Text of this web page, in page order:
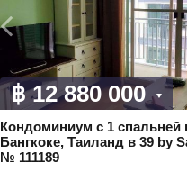
฿ 12 880 000
Кондоминиум с 1 спальней
Бангкоке, Таиланд в 39 by
№ 111189